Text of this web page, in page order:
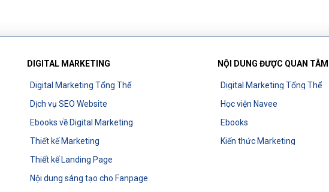
DIGITAL MARKETING
Digital Marketing Tổng Thể
Dịch vụ SEO Website
Ebooks về Digital Marketing
Thiết kế Marketing
Thiết kế Landing Page
Nội dung sáng tạo cho Fanpage
NỘI DUNG ĐƯỢC QUAN TÂM
Digital Marketing Tổng Thể
Học viện Navee
Ebooks
Kiến thức Marketing